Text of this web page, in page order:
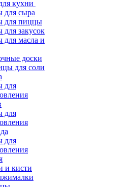
кухни
для сыра
для пиццы
закусок
для масла и
доски
для соли
для
для
для
и кисти